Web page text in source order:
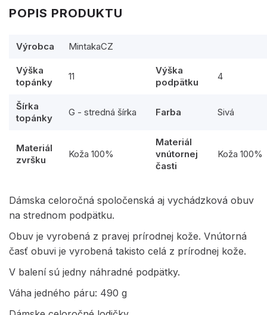
POPIS PRODUKTU
Výrobca MintakaCZ
Výška
topánky
11
Výška
podpätku
4
Šírka
topánky
G - stredná šírka Farba Sivá
Materiál
zvršku
Koža 100%
Materiál
vnútornej
časti
Koža 100%
Dámska celoročná spoločenská aj vychádzková obuv
na strednom podpätku.
Obuv je vyrobená z pravej prírodnej kože. Vnútorná
časť obuvi je vyrobená takisto celá z prírodnej kože.
V balení sú jedny náhradné podpätky.
Váha jedného páru: 490 g